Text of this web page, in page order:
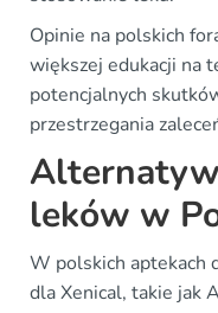
Opinie na polskich
większej edukacji na
potencjalnych
przestrzegania
leków w
W polskich aptekach
dla Xenical, takie jak